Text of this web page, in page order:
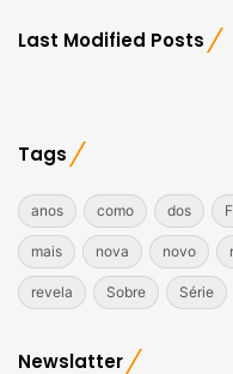
Last Modified Posts
Tags
anos como dos
mais nova novo
revela Sobre Série
Newslatter